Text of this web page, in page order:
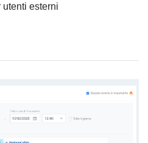
esterni